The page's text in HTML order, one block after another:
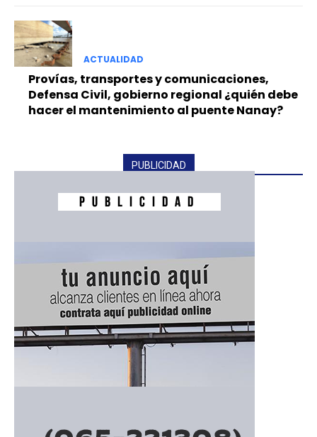
ACTUALIDAD
Provías, transportes y comunicaciones,
Defensa Civil, gobierno regional ¿quién debe
hacer el mantenimiento al puente Nanay?
PUBLICIDAD